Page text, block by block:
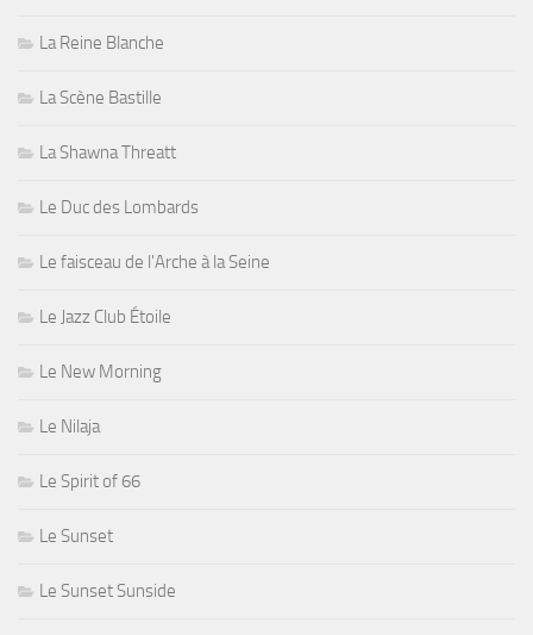
La Reine Blanche
La Scène Bastille
La Shawna Threatt
Le Duc des Lombards
Le faisceau de l'Arche à la Seine
Le Jazz Club Étoile
Le New Morning
Le Nilaja
Le Spirit of 66
Le Sunset
Le Sunset Sunside